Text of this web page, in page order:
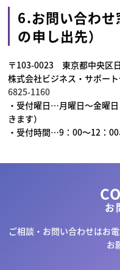
6.お問い合わ
の申し出先）
〒103-0023 東京都中央区
株式会社ビジネス・サポ
6825-1160
・受付曜日…月曜日～金曜
きます）
・受付時間…9：00～12：
お
ご相談・お問い合わせはお
お